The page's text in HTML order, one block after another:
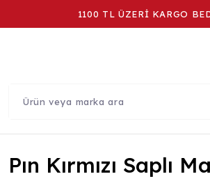
1100 TL ÜZERİ KARGO
Pın Kırmızı Saplı